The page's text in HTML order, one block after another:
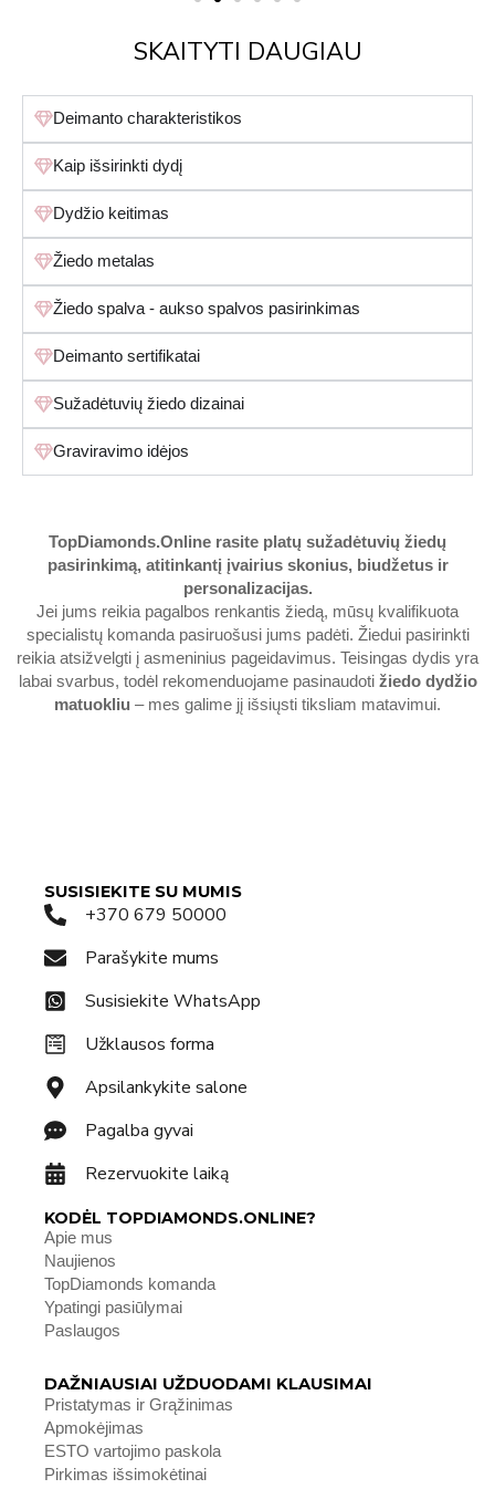
SKAITYTI DAUGIAU
Deimanto charakteristikos
Kaip išsirinkti dydį
Dydžio keitimas
Žiedo metalas
Žiedo spalva - aukso spalvos pasirinkimas
Deimanto sertifikatai
Sužadėtuvių žiedo dizainai
Graviravimo idėjos
TopDiamonds.Online rasite platų sužadėtuvių žiedų
pasirinkimą, atitinkantį įvairius skonius, biudžetus ir
personalizacijas.
Jei jums reikia pagalbos renkantis žiedą, mūsų kvalifikuota
specialistų komanda pasiruošusi jums padėti. Žiedui pasirinkti
reikia atsižvelgti į asmeninius pageidavimus. Teisingas dydis yra
labai svarbus, todėl rekomenduojame pasinaudoti žiedo dydžio
matuokliu – mes galime jį išsiųsti tiksliam matavimui.
SUSISIEKITE SU MUMIS
+370 679 50000
Parašykite mums
Susisiekite WhatsApp
Užklausos forma
Apsilankykite salone
Pagalba gyvai
Rezervuokite laiką
KODĖL TOPDIAMONDS.ONLINE?
Apie mus
Naujienos
TopDiamonds komanda
Ypatingi pasiūlymai
Paslaugos
DAŽNIAUSIAI UŽDUODAMI KLAUSIMAI
Pristatymas ir Grąžinimas
Apmokėjimas
ESTO vartojimo paskola
Pirkimas išsimokėtinai